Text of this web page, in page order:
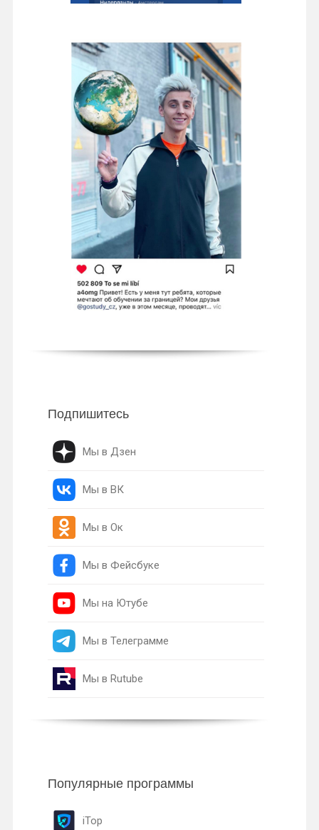
Подпишитесь
Мы в Дзен
Мы в ВК
Мы в Ок
Мы в Фейсбуке
Мы на Ютубе
Мы в Телеграмме
Мы в Rutube
Популярные программы
iTop